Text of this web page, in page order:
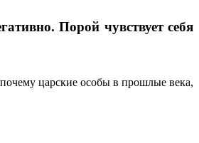
Порой чувствует себя
царские особы в прошлые века,